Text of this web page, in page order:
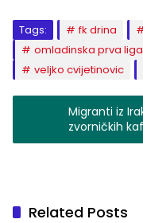
Tags: fk drina
omladinska prva liga
veljko cvijetinovic
Migranti iz
zvorničkih
Related Posts